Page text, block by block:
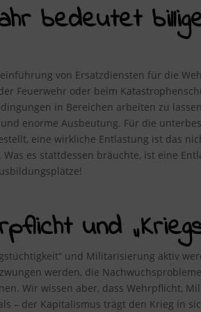
bedeutet
von Ersatzdiensten für die
Feuerwehr oder beim
in Bereichen arbeiten zu
enorme Ausbeutung. Für die
eine wirkliche Entlastung ist das
es stattdessen bräuchte, ist eine
und
und Militarisierung aktiv
werden, die
Wir wissen aber, dass Wehrpflicht,
– der Kapitalismus trägt den Krieg in